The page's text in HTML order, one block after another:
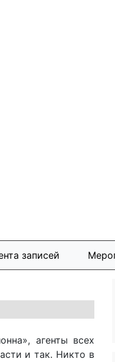
записей
агенты всех
и так. Никто в